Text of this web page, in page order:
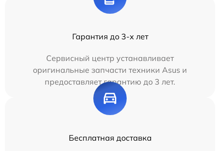
Гарантия до 3-х лет
Сервисный центр устанавливает
оригинальные запчасти техники Asus и
предоставляет гарантию до 3 лет.
Бесплатная доставка